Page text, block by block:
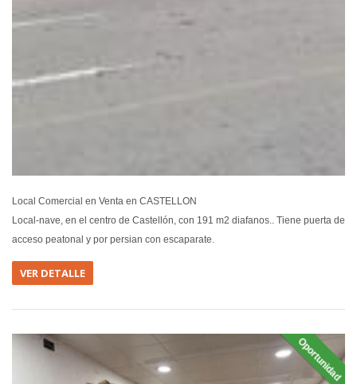
Local Comercial en Venta en CASTELLON
Local-nave, en el centro de Castellón, con 191 m2 diafanos.. Tiene puerta de
acceso peatonal y por persian con escaparate.
VER DETALLE
Oportunidad
EN